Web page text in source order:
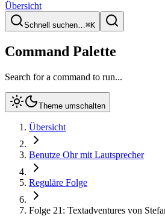
Übersicht
Schnell suchen…⌘K
Command Palette
Search for a command to run...
Theme umschalten
Übersicht
Benutze Ohr mit Lautsprecher
Reguläre Folge
Folge 21: Textadventures von